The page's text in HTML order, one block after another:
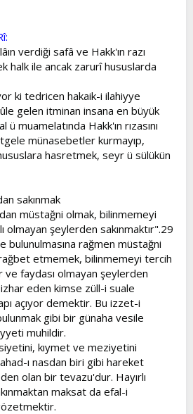
verdiği safâ ve Hakk'ın razı
halk ile ancak zarurî hususlarda
ki tedricen hakaik-i ilahiyye
gelen itminan insana en büyük
muamelatında Hakk'ın rızasını
münasebetler kurmayıp,
hasretmek, seyr ü sülükün
sakınmak
müstağni olmak, bilinmemeyi
olmayan şeylerden sakınmaktır".29
bulunulmasına rağmen müstağni
etmemek, bilinmemeyi tercih
ve faydası olmayan şeylerden
izhar eden kimse züll-i suale
açıyor demektir. Bu izzet-i
gibi bir günaha vesile
muhildir.
kıymet ve meziyetini
ı nasdan biri gibi hareket
olan bir tevazu'dur. Hayırlı
maksat da efal-i